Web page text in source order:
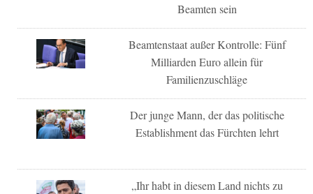
Beamten sein
Beamtenstaat außer Kontrolle: Fünf
Milliarden Euro allein für
Familienzuschläge
Der junge Mann, der das politische
Establishment das Fürchten lehrt
„Ihr habt in diesem Land nichts zu